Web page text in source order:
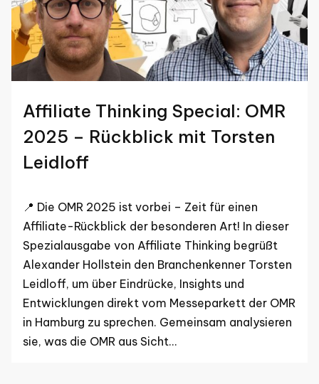
Affiliate Thinking Special: OMR
2025 – Rückblick mit Torsten
Leidloff
📍 Die OMR 2025 ist vorbei – Zeit für einen
Affiliate-Rückblick der besonderen Art! In dieser
Spezialausgabe von Affiliate Thinking begrüßt
Alexander Hollstein den Branchenkenner Torsten
Leidloff, um über Eindrücke, Insights und
Entwicklungen direkt vom Messeparkett der OMR
in Hamburg zu sprechen. Gemeinsam analysieren
sie, was die OMR aus Sicht…